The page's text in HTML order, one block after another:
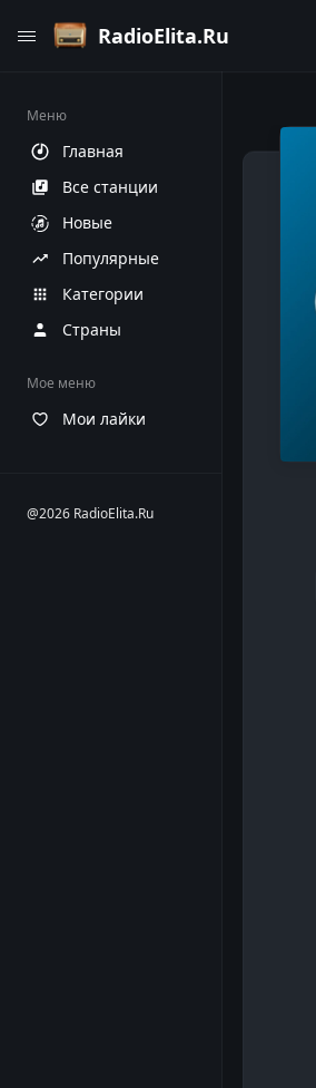
RadioElita.Ru
Меню
Главная
Все станции
Новые
Популярные
Категории
Страны
Мое меню
Мои лайки
@2026 RadioElita.Ru